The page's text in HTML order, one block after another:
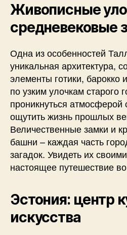
Живописные
средневековые
Одна из особенностей
уникальная архитектура,
элементы готики, барокко
по узким улочкам старого
проникнуться атмосферой
ощутить жизнь прошлых
Величественные замки и
башни – каждая часть
загадок. Увидеть их
настоящее путешествие
Эстония: центр
искусства